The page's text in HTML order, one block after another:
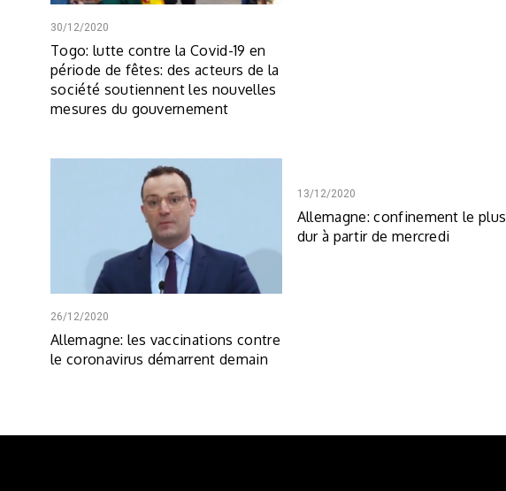
30/12/2020
Togo: lutte contre la Covid-19 en
période de fêtes: des acteurs de la
société soutiennent les nouvelles
mesures du gouvernement
26/12/2020
Allemagne: les vaccinations contre
le coronavirus démarrent demain
13/12/2020
Allemagne: confinement le plus
dur à partir de mercredi